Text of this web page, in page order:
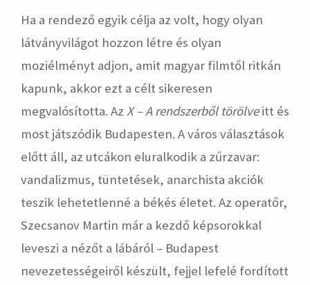
Ha a rendező egyik célja az volt, hogy olyan
látványvilágot hozzon létre és olyan
moziélményt adjon, amit magyar filmtől ritkán
kapunk, akkor ezt a célt sikeresen
megvalósította. Az X – A rendszerből törölveitt és
most játszódik Budapesten. A város választások
előtt áll, az utcákon eluralkodik a zűrzavar:
vandalizmus, tüntetések, anarchista akciók
teszik lehetetlenné a békés életet. Az operatőr,
Szecsanov Martin már a kezdő képsorokkal
leveszi a nézőt a lábáról – Budapest
nevezetességeiről készült, fejjel lefelé fordított